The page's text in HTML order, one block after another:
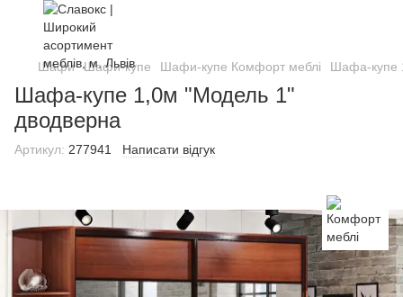
Шафи Шафи-купе Шафи-купе Комфорт меблі Шафа-купе
Шафа-купе 1,0м "Модель 1"
дводверна
Артикул: 277941 Написати відгук